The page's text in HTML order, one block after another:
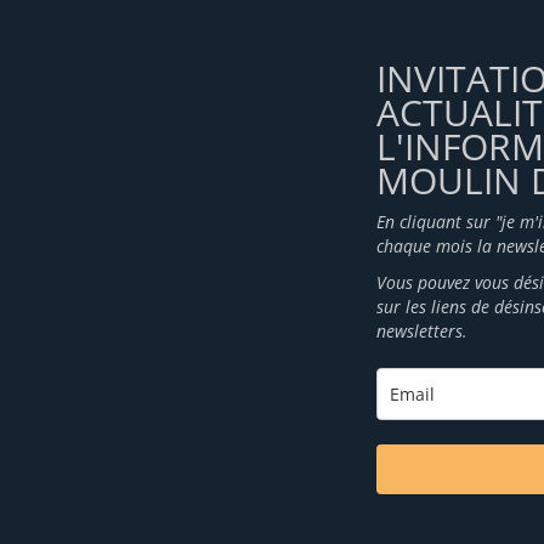
MOULIN
En cliquant sur "je
chaque mois la
Vous pouvez vous
sur les liens de
newsletters.